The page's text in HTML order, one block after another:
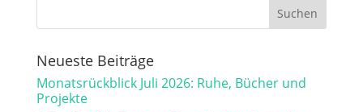
Neueste Beiträge
Monatsrückblick Juli 2026: Ruhe, Bücher und
Projekte